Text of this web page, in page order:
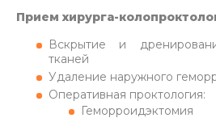
Прием хирурга-
Вскрытие и
тканей
Удаление наружного
Оперативная проктология:
Геморроидэктомия